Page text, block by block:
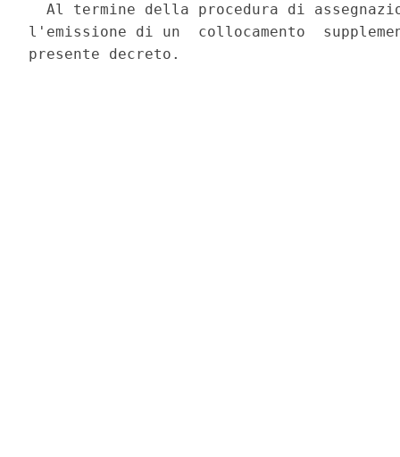
Al termine della procedura di
l'emissione di un  collocamento